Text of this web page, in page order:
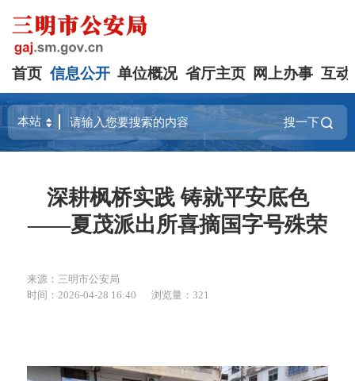
首页 信息公开 单位概况 省厅主页 网上办事 互动
搜一下
深耕枫桥实践 铸就平安底色
——夏茂派出所喜摘国字号殊荣
来源：三明市公安局
时间：2026-04-28 16:40
浏览量：321